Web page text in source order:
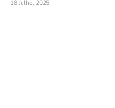
18 Julho, 2025